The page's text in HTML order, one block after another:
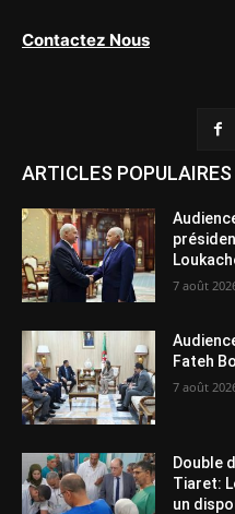
Contactez Nous
ARTICLES POPULAIRES
7 août
Fateh
7 août
Double
Tiaret:
un